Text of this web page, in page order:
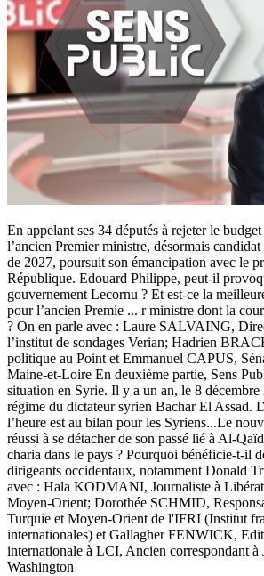
En appelant ses 34 députés à rejeter le
l’ancien Premier ministre, désormais
de 2027, poursuit son émancipation avec le
République. Edouard Philippe, peut-il
gouvernement Lecornu ? Et est-ce la
pour l’ancien Premie ... r ministre dont la
? On en parle avec : Laure SALVAING,
l’institut de sondages Verian; Hadrien
politique au Point et Emmanuel CAPUS,
Maine-et-Loire En deuxième partie, Sens
situation en Syrie. Il y a un an, le 8
régime du dictateur syrien Bachar El Assad.
l’heure est au bilan pour les Syriens...Le
réussi à se détacher de son passé lié à Al-
charia dans le pays ? Pourquoi bénéficie-t-il
dirigeants occidentaux, notamment Donald
avec : Hala KODMANI, Journaliste à
Moyen-Orient; Dorothée SCHMID,
Turquie et Moyen-Orient de l'IFRI (Institut
internationales) et Gallagher FENWICK,
internationale à LCI, Ancien correspondant à
Washington